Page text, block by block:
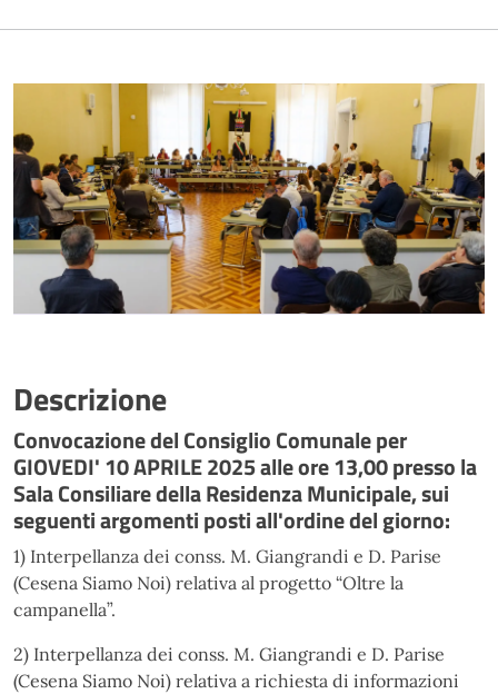
Descrizione
Convocazione del Consiglio Comunale per
GIOVEDI' 10 APRILE 2025 alle ore 13,00 presso la
Sala Consiliare della Residenza Municipale, sui
seguenti argomenti posti all'ordine del giorno:
1) Interpellanza dei conss. M. Giangrandi e D. Parise
(Cesena Siamo Noi) relativa al progetto “Oltre la
campanella”.
2) Interpellanza dei conss. M. Giangrandi e D. Parise
(Cesena Siamo Noi) relativa a richiesta di informazioni